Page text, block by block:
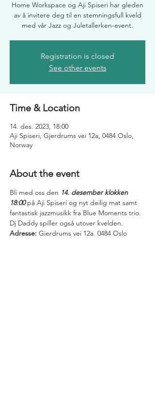
Home Workspace og Aji Spiseri har gleden
av å invitere deg til en stemningsfull kveld
med vår Jazz og Juletallerken-event.
Registration is closed
See other events
Time & Location
14. des. 2023, 18:00
Aji Spiseri, Gjerdrums vei 12a, 0484 Oslo,
Norway
About the event
Bli med oss den 14. desember klokken
18:00 på Aji Spiseri og nyt deilig mat samt
fantastisk jazzmusikk fra Blue Moments trio.
Dj Daddy spiller også utover kvelden.
Adresse: Gjerdrums vei 12a, 0484 Oslo